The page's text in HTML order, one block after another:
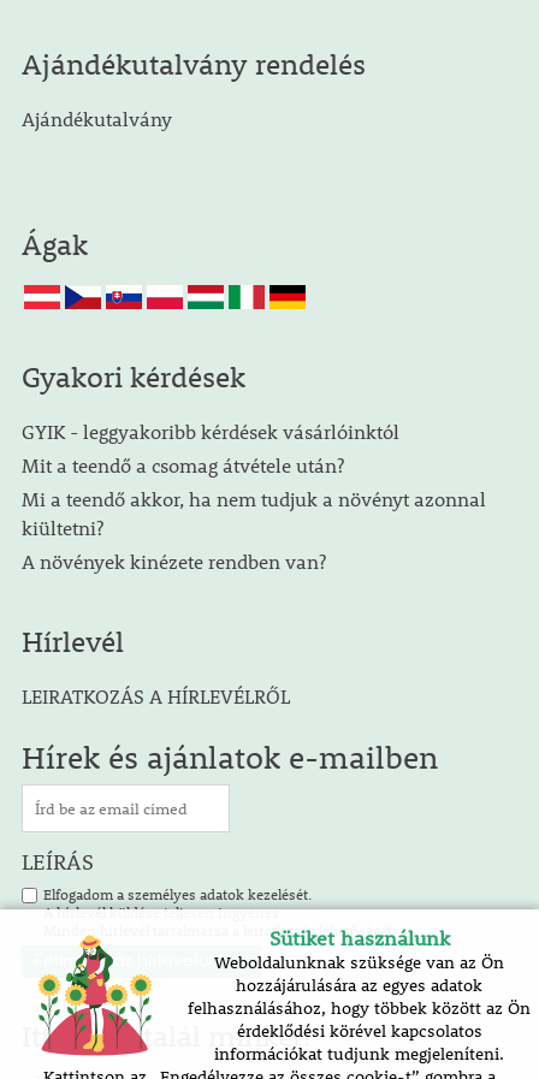
Ajándékutalvány rendelés
Ajándékutalvány
Ágak
Gyakori kérdések
GYIK - leggyakoribb kérdések vásárlóinktól
Mit a teendő a csomag átvétele után?
Mi a teendő akkor, ha nem tudjuk a növényt azonnal
kiültetni?
A növények kinézete rendben van?
Hírlevél
LEIRATKOZÁS A HÍRLEVÉLRŐL
Hírek és ajánlatok e-mailben
LEÍRÁS
Elfogadom a személyes adatok kezelését.
A hírlevél küldése teljesen ingyenes.
Minden hírlevél tartalmazza a leiratkozás lehetőségét.
Itt is megtalál minket!
Sütiket használunk
Weboldalunknak szüksége van az Ön
hozzájárulására az egyes adatok
felhasználásához, hogy többek között az Ön
érdeklődési körével kapcsolatos
információkat tudjunk megjeleníteni.